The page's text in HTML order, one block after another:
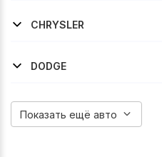
CHRYSLER
DODGE
Показать ещё авто